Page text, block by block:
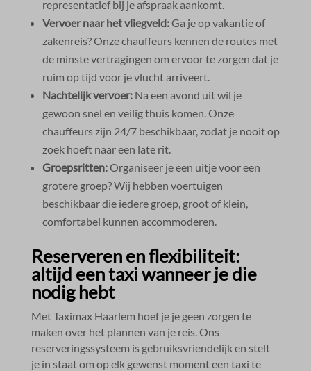
representatief bij je afspraak aankomt.​
Vervoer naar het vliegveld:Ga je op vakantie of
zakenreis? Onze chauffeurs kennen de routes met
de minste vertragingen om ervoor te zorgen dat je
ruim op tijd voor je vlucht arriveert.​
Nachtelijk vervoer:Na een avond uit wil je
gewoon snel en veilig thuis komen.​ Onze
chauffeurs zijn 24/7 beschikbaar, zodat je nooit op
zoek hoeft naar een late rit.​
Groepsritten:Organiseer je een uitje voor een
grotere groep? Wij hebben voertuigen
beschikbaar die iedere groep, groot of klein,
comfortabel kunnen accommoderen.​
Reserveren en flexibiliteit:
altijd een taxi wanneer je die
nodig hebt
Met Taximax Haarlem hoef je je geen zorgen te
maken over het plannen van je reis.​ Ons
reserveringssysteem is gebruiksvriendelijk en stelt
je in staat om op elk gewenst moment een taxi te